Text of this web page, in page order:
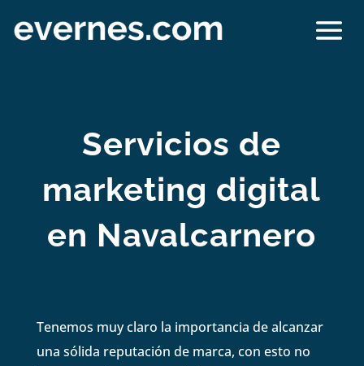
Servicios de
marketing digital
en Navalcarnero
Tenemos muy claro la importancia de alcanzar
una sólida reputación de marca, con esto no